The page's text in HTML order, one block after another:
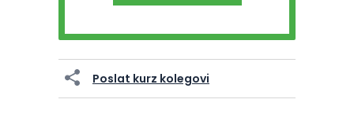
Poslat kurz kolegovi